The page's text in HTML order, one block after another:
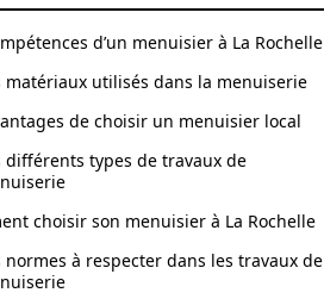
d’un menuisier à La Rochelle
matériaux utilisés dans la menuiserie
de choisir un menuisier local
différents types de travaux de
choisir son menuisier à La Rochelle
normes à respecter dans les travaux de